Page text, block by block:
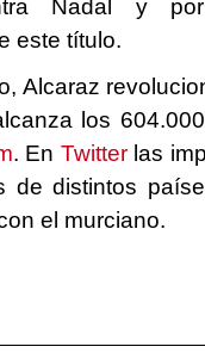
Nadal y
este título.
Alcaraz
los
. En Twitterlas
de distintos
el murciano.